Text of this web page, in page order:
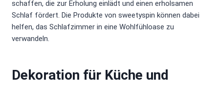
schaffen, die zur Erholung einlädt und einen erholsamen
Schlaf fördert. Die Produkte von sweetyspin können dabei
helfen, das Schlafzimmer in eine Wohlfühloase zu
verwandeln.
Dekoration für Küche und